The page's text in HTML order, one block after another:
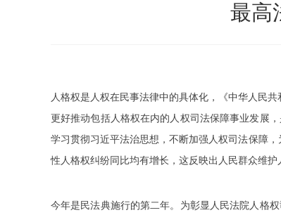
最高
人格权是人权在民事法律中的具体化，《中华人民
更好推动包括人格权在内的人权司法保障事业发展
学习贯彻习近平法治思想，不断加强人权司法保障
性人格权纠纷同比均有增长，这反映出人民群众维
今年是民法典施行的第二年。为彰显人民法院人格